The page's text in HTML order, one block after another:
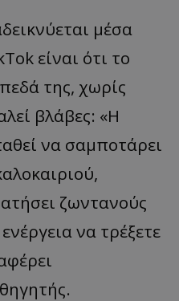
μέσα
είναι ότι το
της, χωρίς
βλάβες: «Η
να σαμποτάρει
ζωντανούς
να τρέξετε